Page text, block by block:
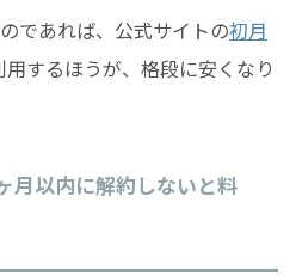
であれば、公式サイトの初月
用するほうが、格段に安くなり
以内に解約しないと料